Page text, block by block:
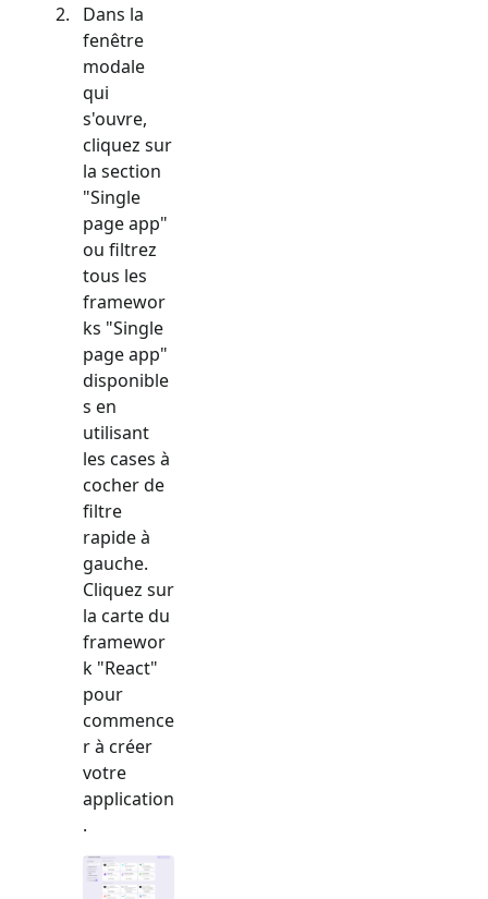
Dans la
fenêtre
modale
qui
s'ouvre,
cliquez sur
la section
"Single
page app"
ou filtrez
tous les
framewor
ks "Single
page app"
disponible
s en
utilisant
les cases à
cocher de
filtre
rapide à
gauche.
Cliquez sur
la carte du
framewor
k "React"
pour
commence
r à créer
votre
application
.